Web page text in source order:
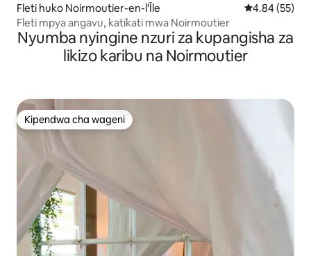
Fleti huko Noirmoutier-en-l'Île Ukadiriaji wa
4.84 (55)
Fleti mpya angavu, katikati mwa Noirmoutier
Nyumba nyingine nzuri za kupangisha za
likizo karibu na Noirmoutier
Kipendwa cha wageni
Kipendwa cha wageni